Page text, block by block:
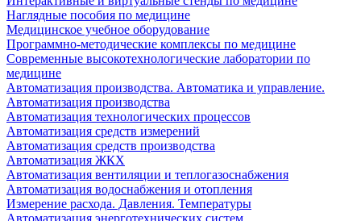
Наглядные пособия по медицине
Медицинское учебное оборудование
Программно-методические комплексы по медицине
Современные высокотехнологические лаборатории по
медицине
Автоматизация производства. Автоматика и управление.
Автоматизация производства
Автоматизация технологических процессов
Автоматизация средств измерений
Автоматизация средств производства
Автоматизация ЖКХ
Автоматизация вентиляции и теплогазоснабжения
Автоматизация водоснабжения и отопления
Измерение расхода. Давления. Температуры
Автоматизация энерготехнических систем